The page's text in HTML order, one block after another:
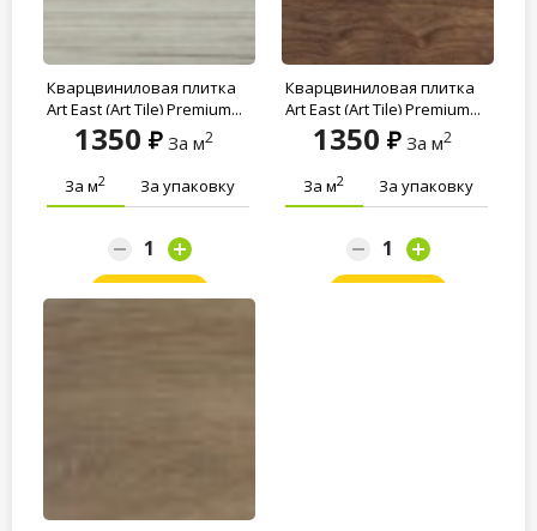
Кварцвиниловая плитка
Art East (Art Tile) Premium...
1350 За м2
За м2 За упаковку
Кварцвиниловая плитка
Art East (Art Tile) Premium...
1350 За м2
За м2 За упаковку